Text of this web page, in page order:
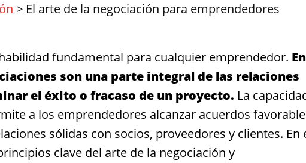
> El arte de la negociación para emprendedores
fundamental para cualquier emprendedor.
son una parte integral de las relaciones
el éxito o fracaso de un proyecto. La
a los emprendedores alcanzar acuerdos
sólidas con socios, proveedores y clientes. En
clave del arte de la negociación y